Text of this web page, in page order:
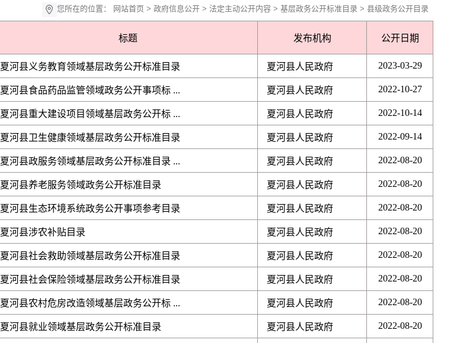
您所在的位置： 网站首页 > 政府信息公开 > 法定主动公开内容 > 基层政务公开标准目录 > 县级政务公开目录
标题 发布机构 公开日期
夏河县义务教育领域基层政务公开标准目录 夏河县人民政府 2023-03-29
夏河县食品药品监管领域政务公开事项标 ... 夏河县人民政府 2022-10-27
夏河县重大建设项目领域基层政务公开标 ... 夏河县人民政府 2022-10-14
夏河县卫生健康领域基层政务公开标准目录 夏河县人民政府 2022-09-14
夏河县政服务领域基层政务公开标准目录 ... 夏河县人民政府 2022-08-20
夏河县养老服务领域政务公开标准目录 夏河县人民政府 2022-08-20
夏河县生态环境系统政务公开事项参考目录 夏河县人民政府 2022-08-20
夏河县涉农补贴目录 夏河县人民政府 2022-08-20
夏河县社会救助领域基层政务公开标准目录 夏河县人民政府 2022-08-20
夏河县社会保险领域基层政务公开标准目录 夏河县人民政府 2022-08-20
夏河县农村危房改造领域基层政务公开标 ... 夏河县人民政府 2022-08-20
夏河县就业领域基层政务公开标准目录 夏河县人民政府 2022-08-20